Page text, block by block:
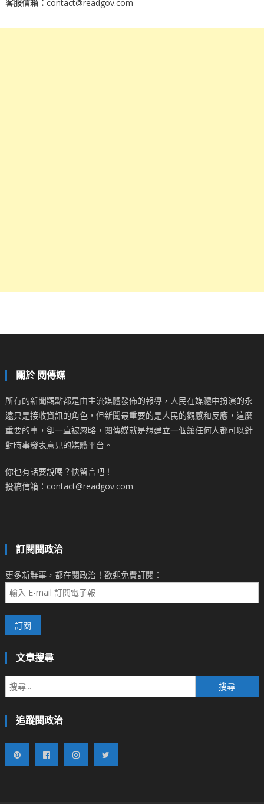
客服信箱： contact@readgov.com
關於 閱傳媒
所有的新聞觀點都是由主流媒體發佈的報導，人民在媒體中扮演的永
遠只是接收資訊的角色，但新聞最重要的是人民的觀感和反應，這麼
重要的事，卻一直被忽略，閱傳媒就是想建立一個讓任何人都可以針
對時事發表意見的媒體平台。
你也有話要說嗎？快留言吧！
投稿信箱：contact@readgov.com
訂閱閱政治
更多新鮮事，都在閱政治！歡迎免費訂閱：
文章搜尋
尋
追蹤閱政治